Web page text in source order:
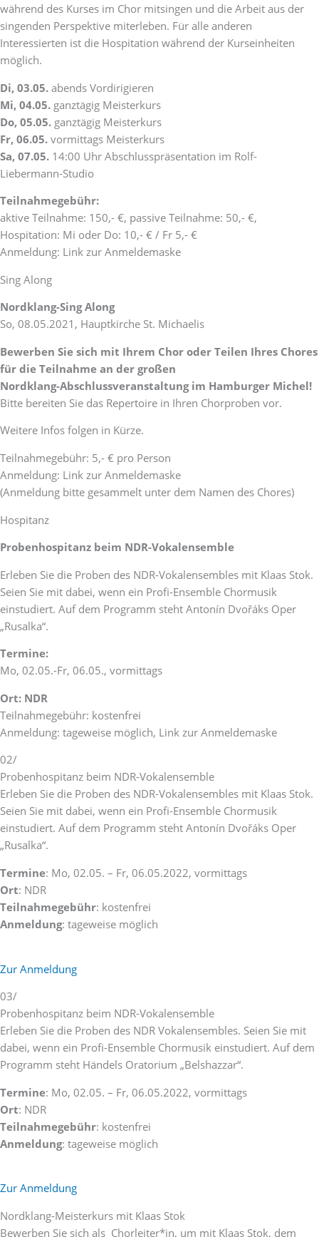
während des Kurses im Chor mitsingen und die Arbeit aus der
singenden Perspektive miterleben. Für alle anderen
Interessierten ist die Hospitation während der Kurseinheiten
möglich.
Di, 03.05. abends Vordirigieren
Mi, 04.05. ganztägig Meisterkurs
Do, 05.05. ganztägig Meisterkurs
Fr, 06.05. vormittags Meisterkurs
Sa, 07.05. 14:00 Uhr Abschlusspräsentation im Rolf-
Liebermann-Studio
Teilnahmegebühr:
aktive Teilnahme: 150,- €, passive Teilnahme: 50,- €,
Hospitation: Mi oder Do: 10,- € / Fr 5,- €
Anmeldung: Link zur Anmeldemaske
Sing Along
Nordklang-Sing Along
So, 08.05.2021, Hauptkirche St. Michaelis
Bewerben Sie sich mit Ihrem Chor oder Teilen Ihres Chores
für die Teilnahme an der großen
Nordklang-Abschlussveranstaltung im Hamburger Michel!
Bitte bereiten Sie das Repertoire in Ihren Chorproben vor.
Weitere Infos folgen in Kürze.
Teilnahmegebühr: 5,- € pro Person
Anmeldung: Link zur Anmeldemaske
(Anmeldung bitte gesammelt unter dem Namen des Chores)
Hospitanz
Probenhospitanz beim NDR-Vokalensemble
Erleben Sie die Proben des NDR-Vokalensembles mit Klaas Stok.
Seien Sie mit dabei, wenn ein Profi-Ensemble Chormusik
einstudiert. Auf dem Programm steht Antonín Dvořáks Oper
„Rusalka“.
Termine:
Mo, 02.05.-Fr, 06.05., vormittags
Ort: NDR
Teilnahmegebühr: kostenfrei
Anmeldung: tageweise möglich, Link zur Anmeldemaske
02/
Probenhospitanz beim NDR-Vokalensemble
Erleben Sie die Proben des NDR-Vokalensembles mit Klaas Stok.
Seien Sie mit dabei, wenn ein Profi-Ensemble Chormusik
einstudiert. Auf dem Programm steht Antonín Dvořáks Oper
„Rusalka“.
Termine: Mo, 02.05. – Fr, 06.05.2022, vormittags
Ort: NDR
Teilnahmegebühr: kostenfrei
Anmeldung: tageweise möglich
Zur Anmeldung
03/
Probenhospitanz beim NDR-Vokalensemble
Erleben Sie die Proben des NDR Vokalensembles. Seien Sie mit
dabei, wenn ein Profi-Ensemble Chormusik einstudiert. Auf dem
Programm steht Händels Oratorium „Belshazzar“.
Termine: Mo, 02.05. – Fr, 06.05.2022, vormittags
Ort: NDR
Teilnahmegebühr: kostenfrei
Anmeldung: tageweise möglich
Zur Anmeldung
Nordklang-Meisterkurs mit Klaas Stok
Bewerben Sie sich als Chorleiter*in, um mit Klaas Stok, dem